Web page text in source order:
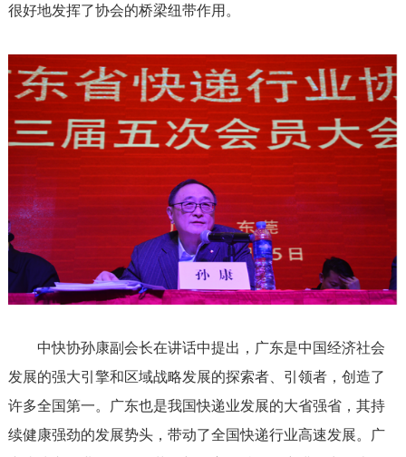
很好地发挥了协会的桥梁纽带作用。
中快协孙康副会长在讲话中提出，广东是中国经济社会
发展的强大引擎和区域战略发展的探索者、引领者，创造了
许多全国第一。广东也是我国快递业发展的大省强省，其持
续健康强劲的发展势头，带动了全国快递行业高速发展。广